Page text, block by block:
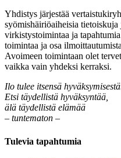
Yhdistys järjestää
syömishäiriöaiheisia
virkistystoimintaa ja
toimintaa ja osa
Avoimeen toimintaan olet
vaikka vain yhdeksi kerraksi.
Ilo tulee itsensä
Etsi täydellistä hyväksyntää,
älä täydellistä elämää
– tuntematon –
Tulevia tapahtumia